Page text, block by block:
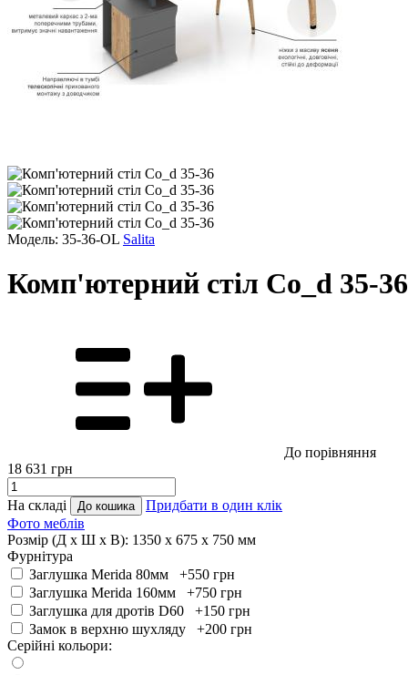
Модель: 35-36-OL Salita
Комп'ютерний стіл Co_d 35-36
До порівняння
18 631 грн
На складі До кошика
Придбати в один клік
Фото меблів
Розмір (Д x Ш x В): 1350 x 675 x 750 мм
Фурнітура
Заглушка Merida 80мм +550 грн
Заглушка Merida 160мм +750 грн
Заглушка для дротів D60 +150 грн
Замок в верхню шухляду +200 грн
Серійні кольори: